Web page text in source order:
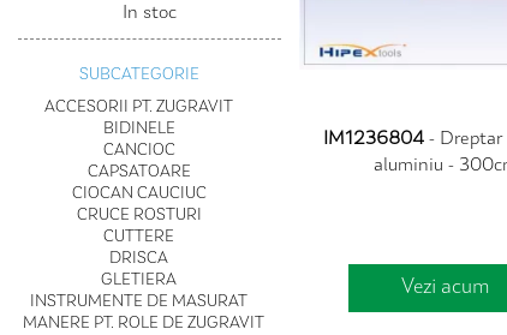
In stoc
IM1236804- Dreptar
aluminiu -
Vezi acum